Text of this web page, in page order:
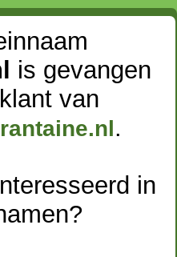
is gevangen
van
.
in